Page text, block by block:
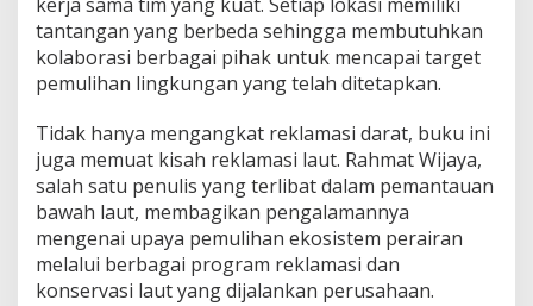
kerja sama tim yang kuat. Setiap lokasi memiliki
tantangan yang berbeda sehingga membutuhkan
kolaborasi berbagai pihak untuk mencapai target
pemulihan lingkungan yang telah ditetapkan.
Tidak hanya mengangkat reklamasi darat, buku ini
juga memuat kisah reklamasi laut. Rahmat Wijaya,
salah satu penulis yang terlibat dalam pemantauan
bawah laut, membagikan pengalamannya
mengenai upaya pemulihan ekosistem perairan
melalui berbagai program reklamasi dan
konservasi laut yang dijalankan perusahaan.